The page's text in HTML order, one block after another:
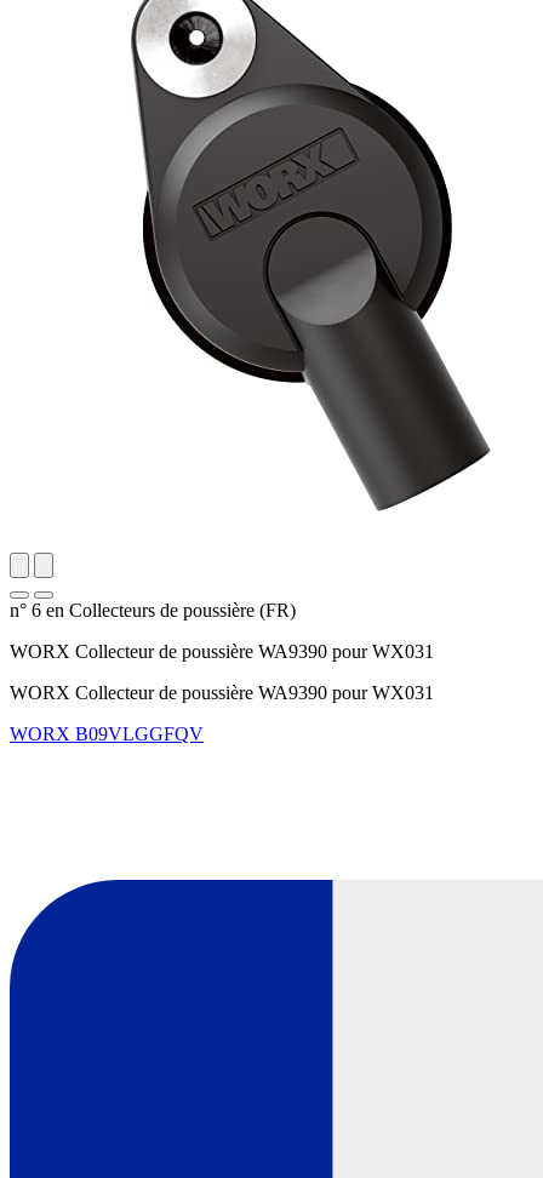
n° 6 en Collecteurs de poussière (FR)
WORX Collecteur de poussière WA9390 pour WX031
WORX Collecteur de poussière WA9390 pour WX031
WORX B09VLGGFQV